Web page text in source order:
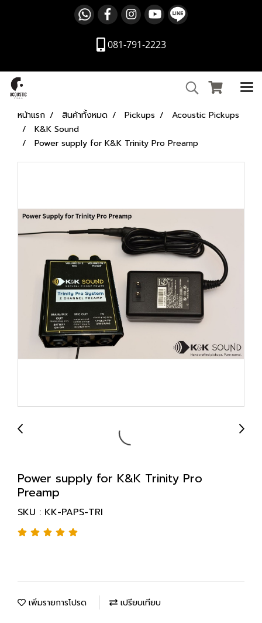
081-791-2223
หน้าแรก สินค้าทั้งหมด Pickups
Acoustic Pickups
K&K Sound
Power supply for K&K Trinity Pro Preamp
Power supply for K&K Trinity Pro
Preamp
SKU : KK-PAPS-TRI
เพิ่มรายการโปรด เปรียบเทียบ